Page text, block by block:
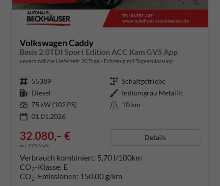
Volkswagen Caddy
Basis 2.0TDI Sport Edition ACC Kam GV5 App
unverbindliche Lieferzeit: 20 Tage Fahrzeug mit Tageszulassung
Fahrzeugnummer 55389 Getriebe Schaltgetriebe
Kraftstoff Diesel Außenfarbe Indiumgrau Metallic
Leistung 75 kW (102 PS) Kilometerstand 10 km
01.01.2026
32.080,– €
incl. 19% MwSt.
Details
Verbrauch kombiniert: 5,70 l/100km
CO2-Klasse: E
CO2-Emissionen: 150,00 g/km